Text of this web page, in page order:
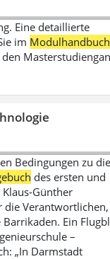
Eine detaillierte
im Modulhandbuch
Bedingungen zu
des ersten und
Günther
die Verantwortlichen,
Ein
–
„In Darmstadt